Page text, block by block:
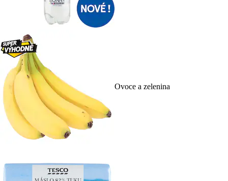
Ovoce a zelenina